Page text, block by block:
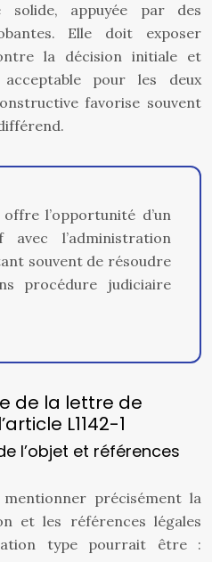
solide, appuyée par des
Elle doit exposer
la décision initiale et
pour les deux
favorise souvent
l’opportunité d’un
avec l’administration
souvent de résoudre
procédure judiciaire
de la lettre de
L1142-1
l’objet et références
précisément la
et les références légales
type pourrait être :